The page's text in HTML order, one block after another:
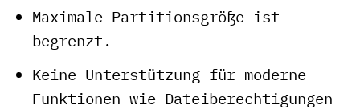
Maximale Partitionsgröße ist
begrenzt.
Keine Unterstützung für moderne
Funktionen wie Dateiberechtigungen